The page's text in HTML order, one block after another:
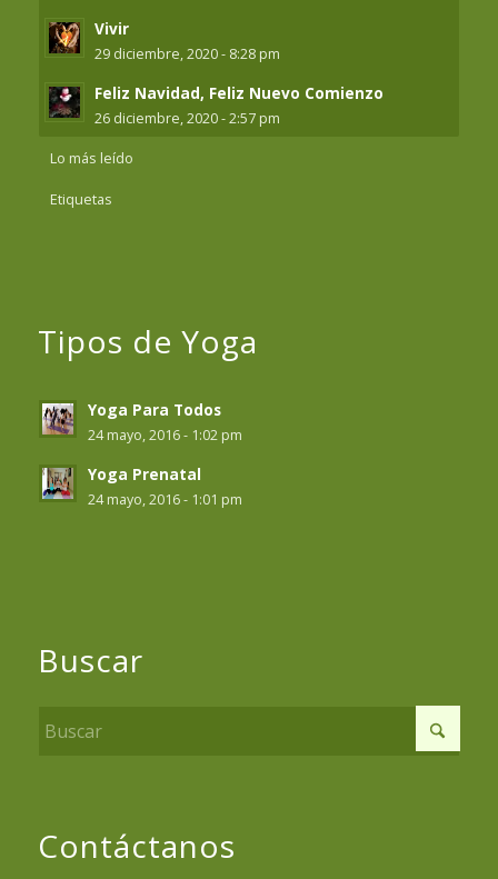
Vivir
29 diciembre, 2020 - 8:28 pm
Feliz Navidad, Feliz Nuevo Comienzo
26 diciembre, 2020 - 2:57 pm
Lo más leído
Etiquetas
Tipos de Yoga
Yoga Para Todos
24 mayo, 2016 - 1:02 pm
Yoga Prenatal
24 mayo, 2016 - 1:01 pm
Buscar
Contáctanos